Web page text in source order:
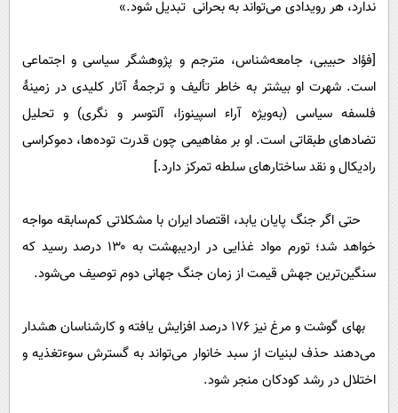
ندارد، هر رویدادی می‌تواند به بحرانی تبدیل شود.»
[فؤاد حبیبی، جامعه‌شناس، مترجم و پژوهشگر سیاسی و اجتماعی
است. شهرت او بیشتر به‌ خاطر تألیف و ترجمۀ آثار کلیدی در زمینۀ
فلسفه سیاسی (به‌ویژه آراء اسپینوزا، آلتوسر و نگری) و تحلیل
تضادهای طبقاتی است. او بر مفاهیمی چون قدرت توده‌ها، دموکراسی
رادیکال و نقد ساختارهای سلطه تمرکز دارد.]
حتی اگر جنگ پایان یابد، اقتصاد ایران با مشکلاتی کم‌سابقه مواجه
خواهد شد؛ تورم مواد غذایی در اردیبهشت‌ به ۱۳۰ درصد رسید که
سنگین‌ترین جهش قیمت‌ از زمان جنگ جهانی دوم توصیف می‌شود.
بهای گوشت و مرغ نیز ۱۷۶ درصد افزایش یافته و کارشناسان هشدار
می‌دهند حذف لبنیات از سبد خانوار می‌تواند به گسترش سوءتغذیه و
اختلال در رشد کودکان منجر شود.